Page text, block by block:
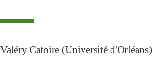
Valéry Catoire (Université d'Orléans)